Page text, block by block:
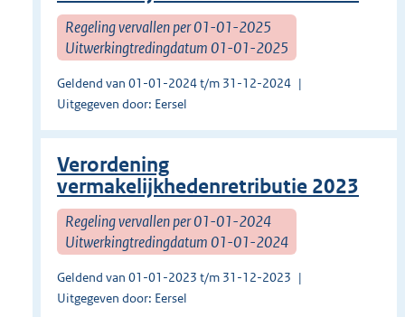
Regeling vervallen per 01-01-2025
Uitwerkingtredingdatum 01-01-2025
Geldend van 01-01-2024 t/m 31-12-2024
Uitgegeven door: Eersel
Verordening
vermakelijkhedenretributie 2023
Regeling vervallen per 01-01-2024
Uitwerkingtredingdatum 01-01-2024
Geldend van 01-01-2023 t/m 31-12-2023
Uitgegeven door: Eersel